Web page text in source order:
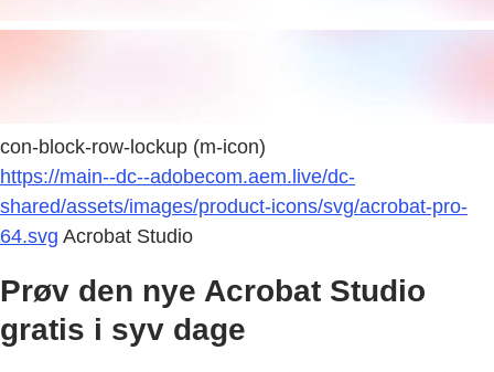
con-block-row-lockup (m-icon)
https://main--dc--adobecom.aem.live/dc-
shared/assets/images/product-icons/svg/acrobat-pro-
64.svg Acrobat Studio
Prøv den nye Acrobat Studio
gratis i syv dage